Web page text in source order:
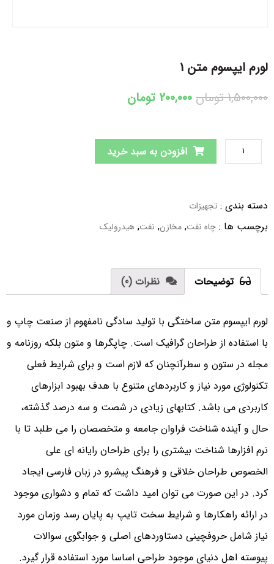
لورم ایپسوم متن 1
1,500,000تومان200,000 تومان
افزودن به سبد خرید
دسته بندی : تجهیزات
برچسب ها : چاه نفت, مخازن, نفت, هیدرولیک
توضیحات نظرات (0)
لورم ایپسوم متن ساختگی با تولید سادگی نامفهوم از صنعت چاپ و
با استفاده از طراحان گرافیک است. چاپگرها و متون بلکه روزنامه و
مجله در ستون و سطرآنچنان که لازم است و برای شرایط فعلی
تکنولوژی مورد نیاز و کاربردهای متنوع با هدف بهبود ابزارهای
کاربردی می باشد. کتابهای زیادی در شصت و سه درصد گذشته،
حال و آینده شناخت فراوان جامعه و متخصصان را می طلبد تا با
نرم افزارها شناخت بیشتری را برای طراحان رایانه ای علی
الخصوص طراحان خلاقی و فرهنگ پیشرو در زبان فارسی ایجاد
کرد. در این صورت می توان امید داشت که تمام و دشواری موجود
در ارائه راهکارها و شرایط سخت تایپ به پایان رسد وزمان مورد
نیاز شامل حروفچینی دستاوردهای اصلی و جوابگوی سوالات
پیوسته اهل دنیای موجود طراحی اساسا مورد استفاده قرار گیرد.